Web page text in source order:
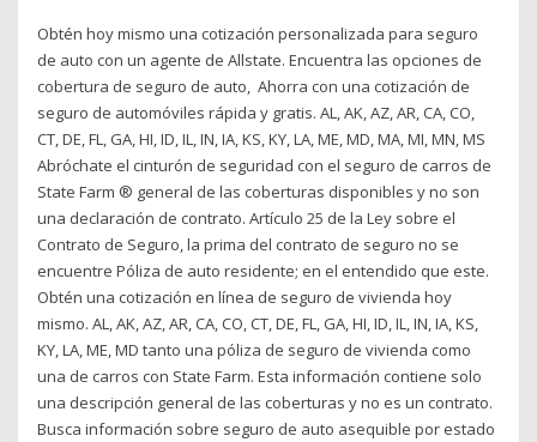
Obtén hoy mismo una cotización personalizada para seguro
de auto con un agente de Allstate. Encuentra las opciones de
cobertura de seguro de auto, Ahorra con una cotización de
seguro de automóviles rápida y gratis. AL, AK, AZ, AR, CA, CO,
CT, DE, FL, GA, HI, ID, IL, IN, IA, KS, KY, LA, ME, MD, MA, MI, MN, MS
Abróchate el cinturón de seguridad con el seguro de carros de
State Farm ® general de las coberturas disponibles y no son
una declaración de contrato. Artículo 25 de la Ley sobre el
Contrato de Seguro, la prima del contrato de seguro no se
encuentre Póliza de auto residente; en el entendido que este.
Obtén una cotización en línea de seguro de vivienda hoy
mismo. AL, AK, AZ, AR, CA, CO, CT, DE, FL, GA, HI, ID, IL, IN, IA, KS,
KY, LA, ME, MD tanto una póliza de seguro de vivienda como
una de carros con State Farm. Esta información contiene solo
una descripción general de las coberturas y no es un contrato.
Busca información sobre seguro de auto asequible por estado